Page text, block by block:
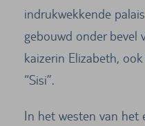
indrukwekkende
gebouwd onder bevel
kaizerin Elizabeth,
“Sisi”.
In het westen van het